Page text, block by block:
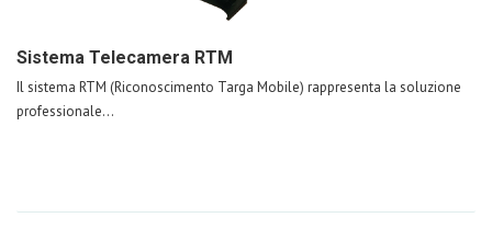
Sistema Telecamera RTM
Il sistema RTM (Riconoscimento Targa Mobile) rappresenta la soluzione
professionale...